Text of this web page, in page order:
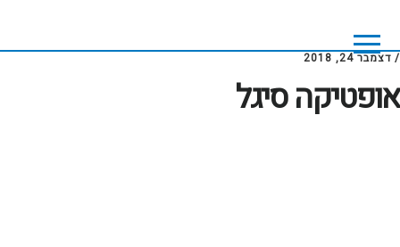
main
content
footer
/ דצמבר 24, 2018
אופטיקה סיגל